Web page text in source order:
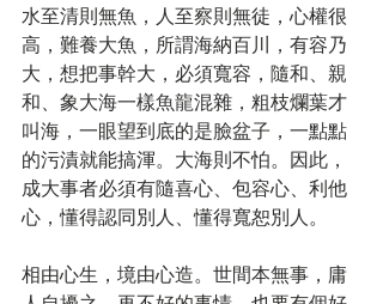
水至清則無魚，人至察則無徒，心權很
高，難養大魚，所謂海納百川，有容乃
大，想把事幹大，必須寬容，隨和、親
和、象大海一樣魚龍混雜，粗枝爛葉才
叫海，一眼望到底的是臉盆子，一點點
的污漬就能搞渾。大海則不怕。因此，
成大事者必須有隨喜心、包容心、利他
心，懂得認同別人、懂得寬恕別人。
相由心生，境由心造。世間本無事，庸